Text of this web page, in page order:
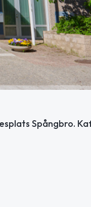
Spångbro.